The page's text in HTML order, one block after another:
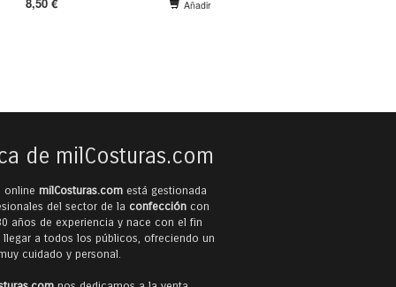
Añadir
de milCosturas.com
online milCosturas.comestá gestionada
del sector de la confeccióncon
años de experiencia y nace con el fin
llegar a todos los públicos, ofreciendo un
cuidado y personal.